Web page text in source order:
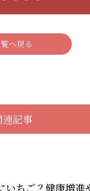
へ戻る
連記事
いちご？健康増進